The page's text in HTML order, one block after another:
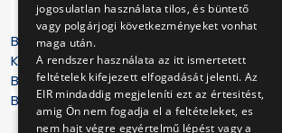
Budapest Főváros Főpolgármesteri
Kommunikációs Igazgatóság
Budapesti Közlekedési Központ
BKV Zrt.
jogosulatlan használata tilos, és büntető
vagy polgárjogi következményeket vonhat
maga után.
A rendszer használata az itt ismertetett
feltételek kifejezett elfogadását jelenti. Az
EIR mindaddig megjeleníti ezt az értesitést,
amig Ön nem fogadja el a feltételeket, es
nem hajt végre egyértelmű lépést vagy a